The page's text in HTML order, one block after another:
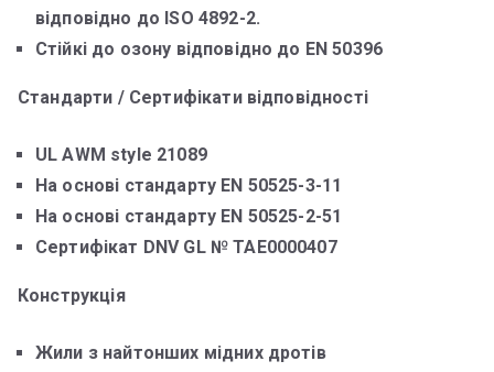
відповідно до ISO 4892-2.
Стійкі до озону відповідно до EN 50396
Стандарти / Сертифікати відповідності
UL AWM style 21089
На основі стандарту EN 50525-3-11
На основі стандарту EN 50525-2-51
Сертифікат DNV GL № TAE0000407
Конструкція
Жили з найтонших мідних дротів